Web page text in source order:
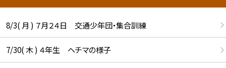
8/3( 月 ) ７月２４日 交通少年団・集合訓練
7/30( 木 ) ４年生 ヘチマの様子